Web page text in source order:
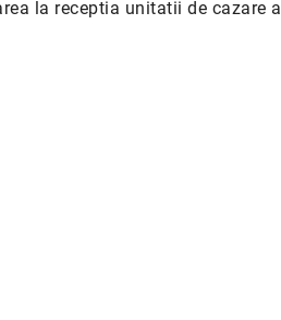
la receptia unitatii de cazare a